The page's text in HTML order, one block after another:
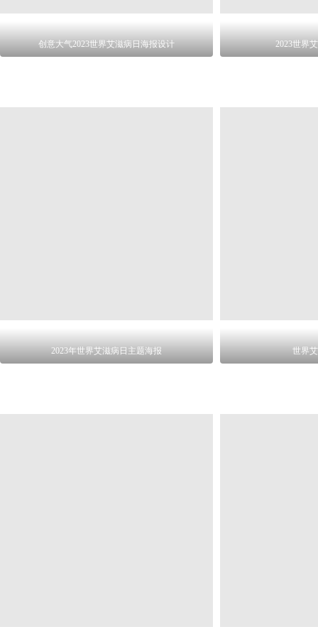
创意大气2023世界艾滋病日海报设计 2023世界
2023年世界艾滋病日主题海报 世界